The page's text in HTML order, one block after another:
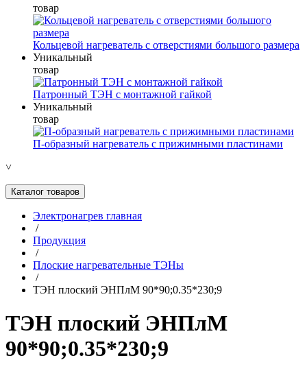
товар
Кольцевой нагреватель с отверстиями большого размера
Уникальный
товар
Патронный ТЭН с монтажной гайкой
Уникальный
товар
П-образный нагреватель с прижимными пластинами
˅
Каталог товаров
Электронагрев главная
/
Продукция
/
Плоские нагревательные ТЭНы
/
ТЭН плоский ЭНПлМ 90*90;0.35*230;9
ТЭН плоский ЭНПлМ
90*90;0.35*230;9